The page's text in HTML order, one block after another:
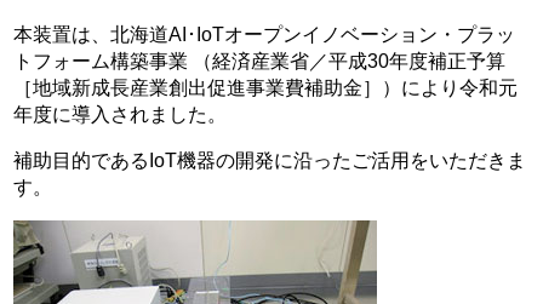
本装置は、北海道AI･IoTオープンイノベーション・プラッ
トフォーム構築事業 （経済産業省／平成30年度補正予算
［地域新成長産業創出促進事業費補助金］）により令和元
年度に導入されました。
補助目的であるIoT機器の開発に沿ったご活用をいただきま
す。